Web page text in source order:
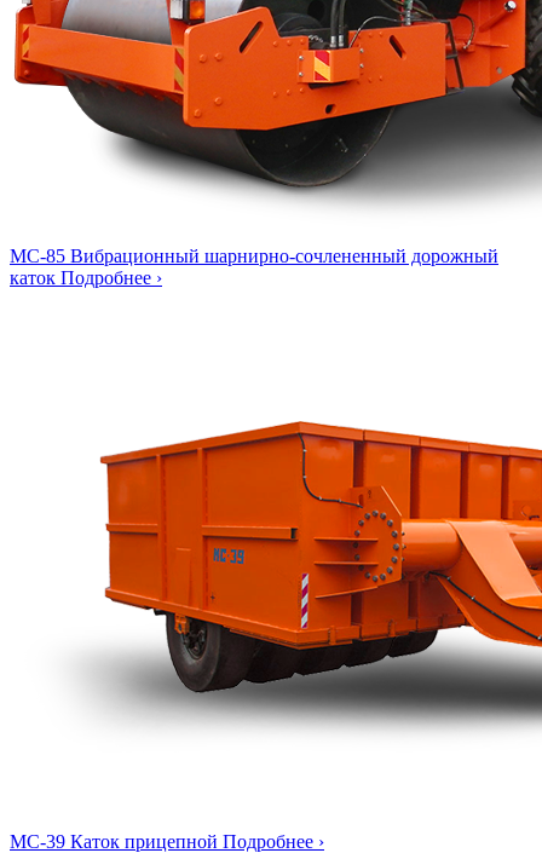
МС-85 Вибрационный шарнирно-сочлененный дорожный
каток Подробнее ›
МС-39 Каток прицепной Подробнее ›